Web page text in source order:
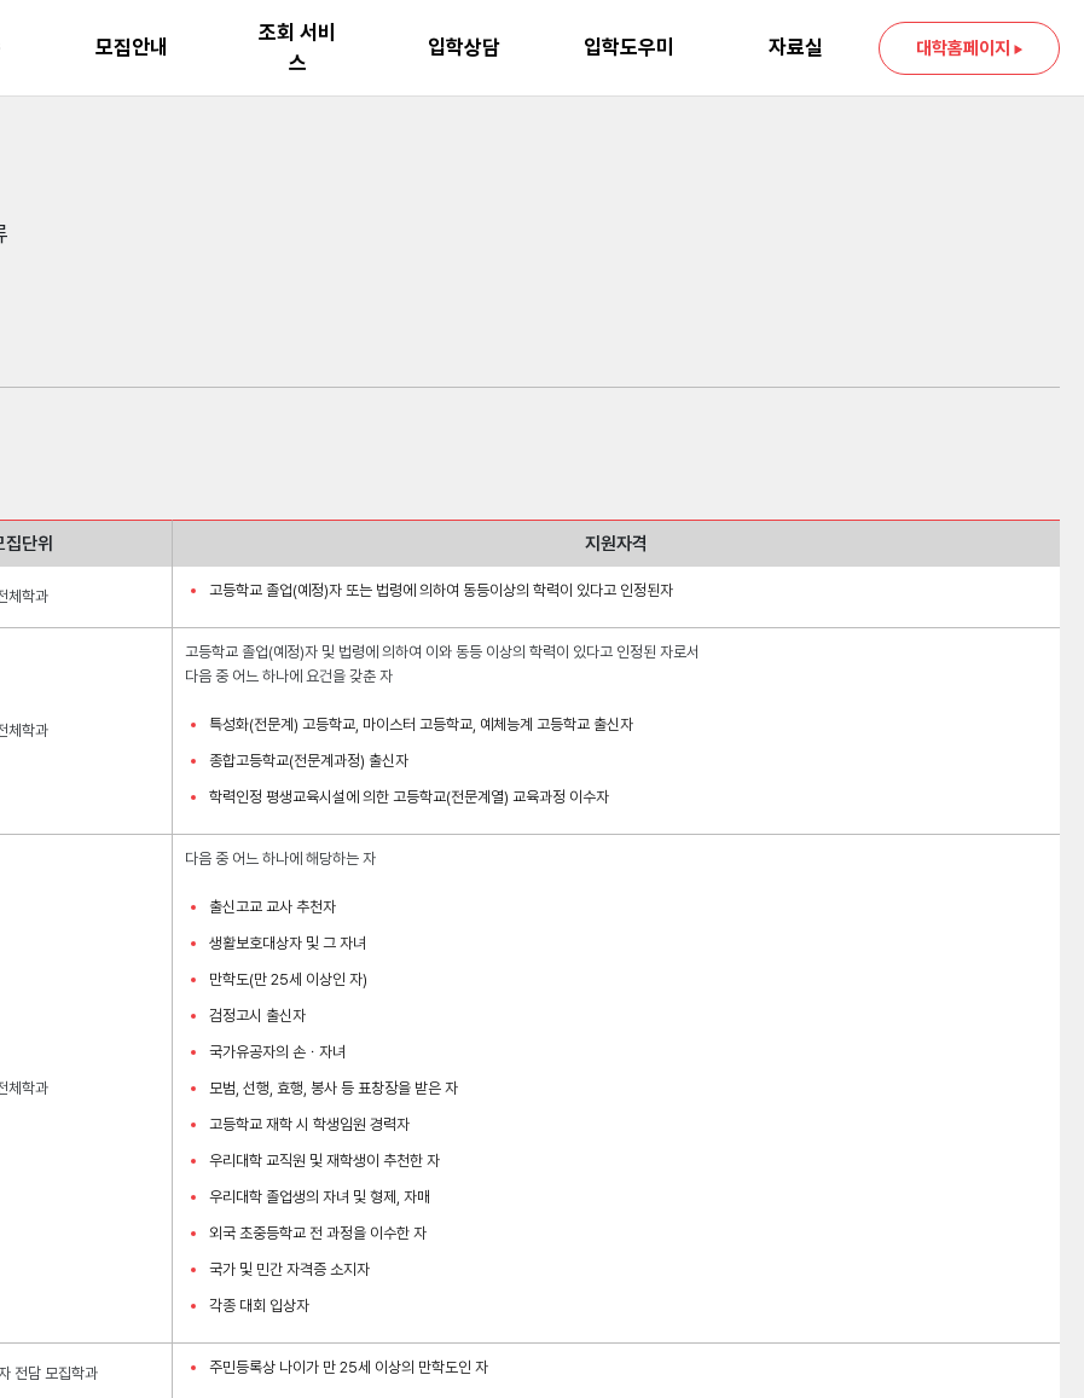
모집안내
조회 서비
스
입학상담 입학도우미 자료실 대학홈페이지
집단위 지원자격
체학과 고등학교 졸업(예정)자 또는 법령에 의하여 동등이상의 학력이 있다고 인정된자
체학과
고등학교 졸업(예정)자 및 법령에 의하여 이와 동등 이상의 학력이 있다고 인정된 자로서
다음 중 어느 하나에 요건을 갖춘 자
특성화(전문계) 고등학교, 마이스터 고등학교, 예체능계 고등학교 출신자
종합고등학교(전문계과정) 출신자
학력인정 평생교육시설에 의한 고등학교(전문계열) 교육과정 이수자
체학과
다음 중 어느 하나에 해당하는 자
출신고교 교사 추천자
생활보호대상자 및 그 자녀
만학도(만 25세 이상인 자)
검정고시 출신자
국가유공자의 손ㆍ자녀
모범, 선행, 효행, 봉사 등 표창장을 받은 자
고등학교 재학 시 학생임원 경력자
우리대학 교직원 및 재학생이 추천한 자
우리대학 졸업생의 자녀 및 형제, 자매
외국 초중등학교 전 과정을 이수한 자
국가 및 민간 자격증 소지자
각종 대회 입상자
전담 모집학과 주민등록상 나이가 만 25세 이상의 만학도인 자